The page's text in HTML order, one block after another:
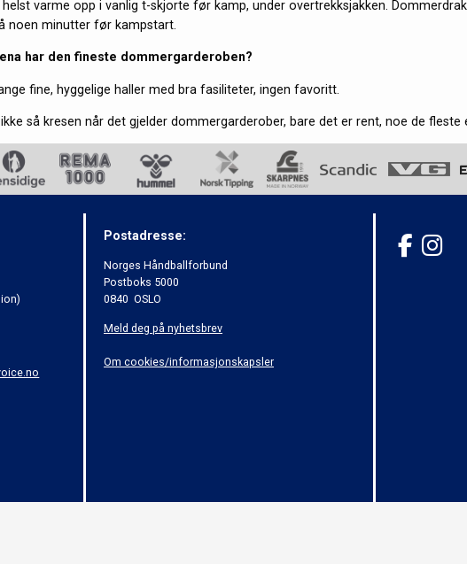
helst varme opp i vanlig t-skjorte før kamp, under overtrekksjakken.
noen minutter før kampstart.
har den fineste dommergarderoben?
fine, hyggelige haller med bra fasiliteter, ingen favoritt.
så kresen når det gjelder dommergarderober, bare det er rent, noe de fleste
Postadresse:
Norges Håndballforbund
Postboks 5000
0840 OSLO
Meld deg på nyhetsbrev
Om cookies/informasjonskapsler